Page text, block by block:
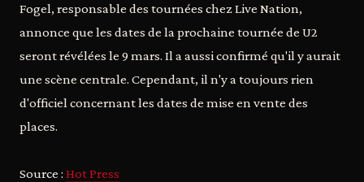
Fogel, responsable des tournées chez Live Nation,
annonce que les dates de la prochaine tournée de U2
seront révélées le 9 mars. Il a aussi confirmé qu'il y aurait
une scène centrale. Cependant, il n'y a toujours rien
d'officiel concernant les dates de mise en vente des
places.
Source : Hot Press